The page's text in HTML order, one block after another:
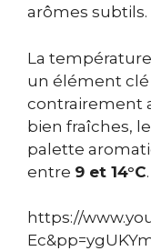
arômes subtils.
La
un élément clé
contrairement
bien fraîches,
palette
entre 9 et 14°C.
https://